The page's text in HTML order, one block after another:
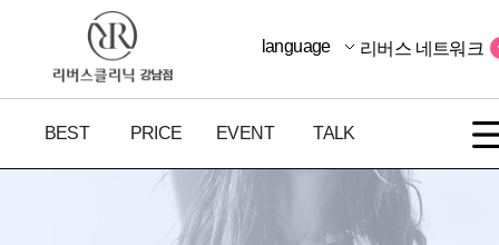
BEST PRICE EVENT TALK
language 리버스 네트워크